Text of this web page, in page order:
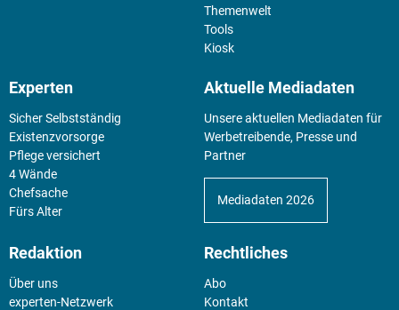
Themenwelt
Tools
Kiosk
Experten
Sicher Selbstständig
Existenz­vorsorge
Pflege versichert
4 Wände
Chefsache
Fürs Alter
Aktuelle Mediadaten
Unsere aktuellen Mediadaten für
Werbetreibende, Presse und
Partner
Mediadaten 2026
Redaktion
Über uns
experten-Netzwerk
Rechtliches
Abo
Kontakt